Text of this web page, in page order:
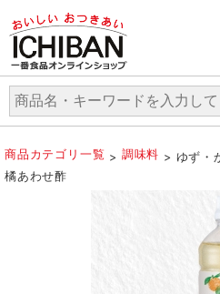
商品カテゴリ一覧 > 調味料 > ゆず・
橘あわせ酢